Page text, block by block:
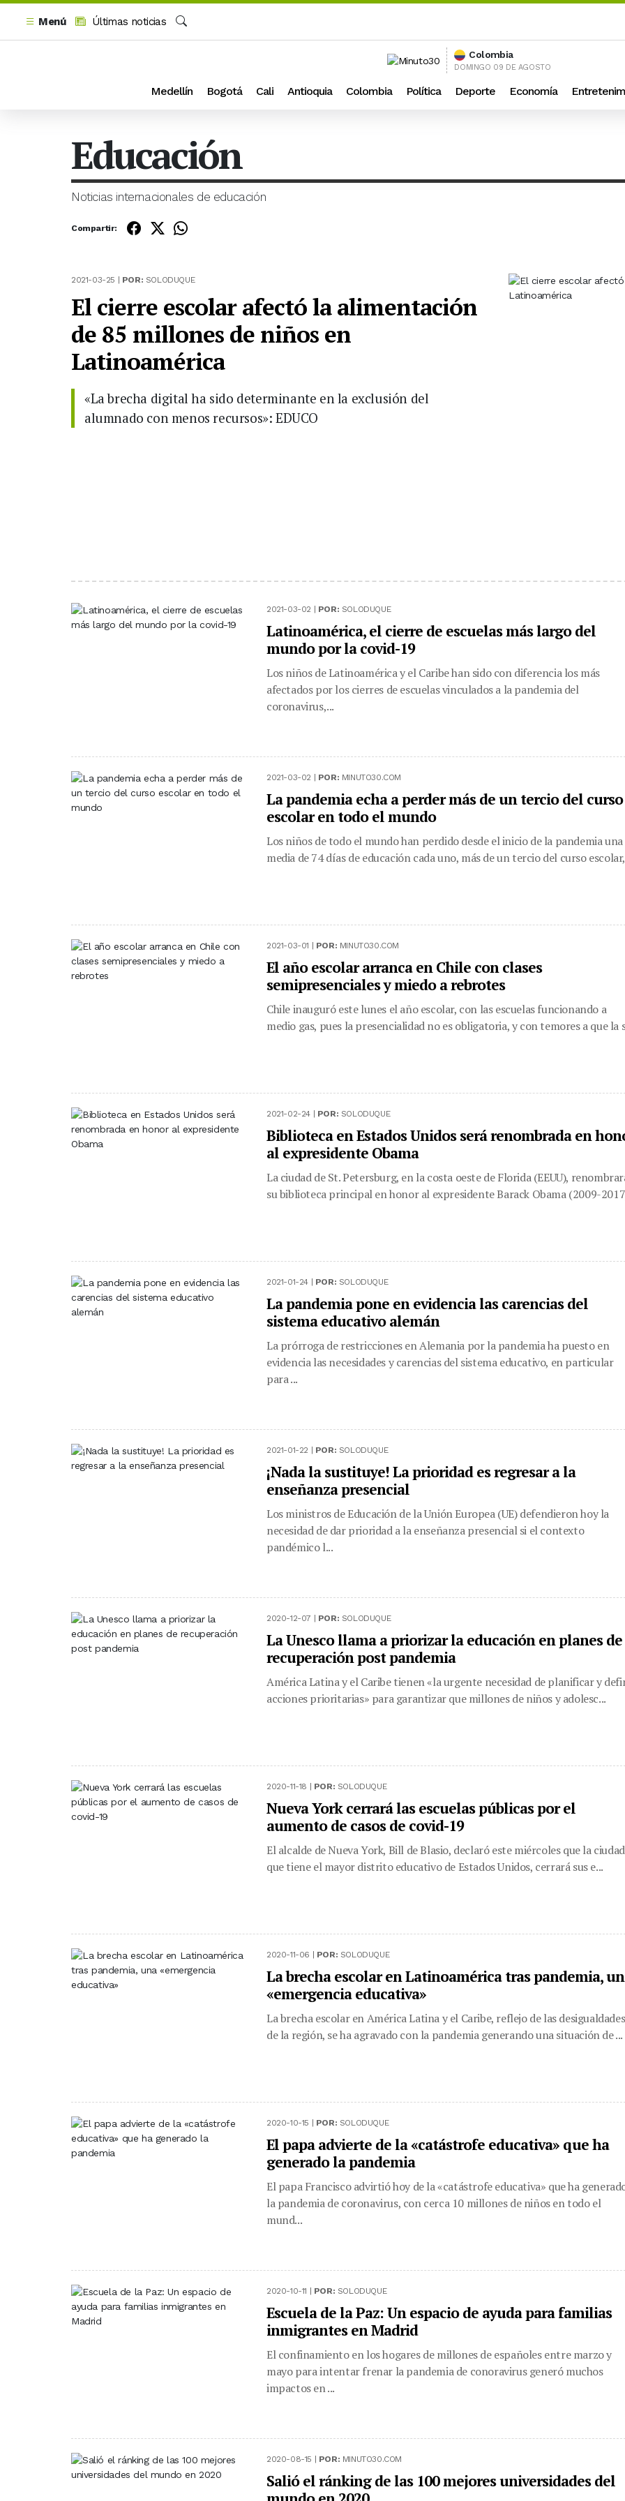
Menú
Últimas noticias
Buscar
Colombia
DOMINGO 09 DE AGOSTO
Medellín Bogotá Cali Antioquia Colombia Política Deporte Economía
Educación
Noticias internacionales de educación
Compartir:
2021-03-25 | POR: SOLODUQUE
El cierre escolar afectó la alimentación
de 85 millones de niños en
Latinoamérica
«La brecha digital ha sido determinante en la exclusión del
alumnado con menos recursos»: EDUCO
2021-03-02 | POR: SOLODUQUE
Latinoamérica, el cierre de escuelas más largo del
mundo por la covid-19
Los niños de Latinoamérica y el Caribe han sido con diferencia los más
afectados por los cierres de escuelas vinculados a la pandemia del
coronavirus,...
2021-03-02 | POR: MINUTO30.COM
La pandemia echa a perder más de un tercio del curso
escolar en todo el mundo
Los niños de todo el mundo han perdido desde el inicio de la pandemia una
media de 74 días de educación cada uno, más de un tercio del curso
2021-03-01 | POR: MINUTO30.COM
El año escolar arranca en Chile con clases
semipresenciales y miedo a rebrotes
Chile inauguró este lunes el año escolar, con las escuelas funcionando a
medio gas, pues la presencialidad no es obligatoria, y con temores a que la
2021-02-24 | POR: SOLODUQUE
Biblioteca en Estados Unidos será renombrada en
al expresidente Obama
La ciudad de St. Petersburg, en la costa oeste de Florida (EEUU),
su biblioteca principal en honor al expresidente Barack Obama (2009-
2021-01-24 | POR: SOLODUQUE
La pandemia pone en evidencia las carencias del
sistema educativo alemán
La prórroga de restricciones en Alemania por la pandemia ha puesto en
evidencia las necesidades y carencias del sistema educativo, en particular
para ...
2021-01-22 | POR: SOLODUQUE
¡Nada la sustituye! La prioridad es regresar a la
enseñanza presencial
Los ministros de Educación de la Unión Europea (UE) defendieron hoy la
necesidad de dar prioridad a la enseñanza presencial si el contexto
pandémico l...
2020-12-07 | POR: SOLODUQUE
La Unesco llama a priorizar la educación en planes de
recuperación post pandemia
América Latina y el Caribe tienen «la urgente necesidad de planificar y
acciones prioritarias» para garantizar que millones de niños y adolesc...
2020-11-18 | POR: SOLODUQUE
Nueva York cerrará las escuelas públicas por el
aumento de casos de covid-19
El alcalde de Nueva York, Bill de Blasio, declaró este miércoles que la
que tiene el mayor distrito educativo de Estados Unidos, cerrará sus e...
2020-11-06 | POR: SOLODUQUE
La brecha escolar en Latinoamérica tras pandemia,
«emergencia educativa»
La brecha escolar en América Latina y el Caribe, reflejo de las desigualdades
de la región, se ha agravado con la pandemia generando una situación de ...
2020-10-15 | POR: SOLODUQUE
El papa advierte de la «catástrofe educativa» que ha
generado la pandemia
El papa Francisco advirtió hoy de la «catástrofe educativa» que ha
la pandemia de coronavirus, con cerca 10 millones de niños en todo el
mund...
2020-10-11 | POR: SOLODUQUE
Escuela de la Paz: Un espacio de ayuda para familias
inmigrantes en Madrid
El confinamiento en los hogares de millones de españoles entre marzo y
mayo para intentar frenar la pandemia de conoravirus generó muchos
impactos en ...
2020-08-15 | POR: MINUTO30.COM
Salió el ránking de las 100 mejores universidades del